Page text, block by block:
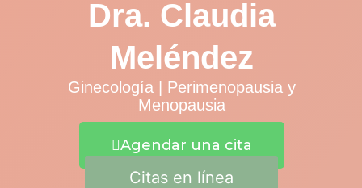
Dra. Claudia
Meléndez
Ginecología | Perimenopausia y
Menopausia
Agendar una cita
Citas en línea